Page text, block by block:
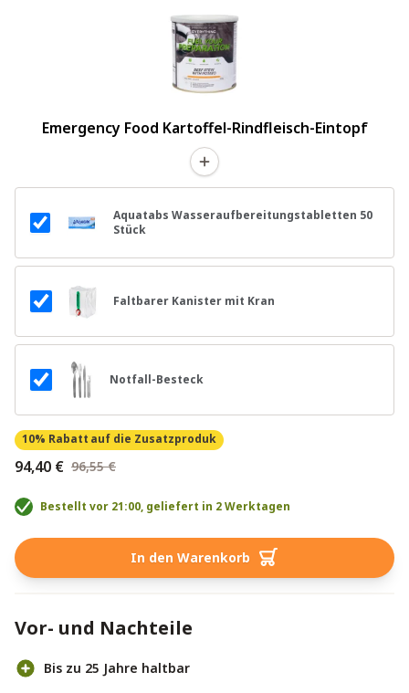
Emergency Food Kartoffel-Rindfleisch-Eintopf
Aquatabs Wasseraufbereitungstabletten 50
Stück
Faltbarer Kanister mit Kran
Notfall-Besteck
10% Rabatt auf die Zusatzproduk
94,40 € 96,55 €
Bestellt vor 21:00, geliefert in 2 Werktagen
In den Warenkorb
Vor- und Nachteile
Bis zu 25 Jahre haltbar